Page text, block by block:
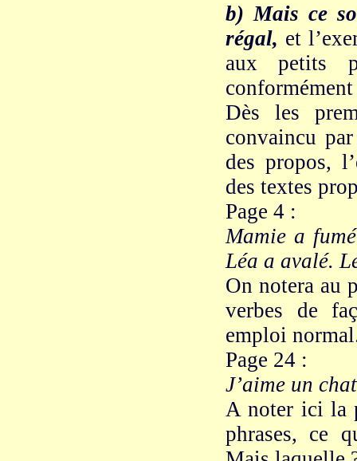
b) Mais ce
régal, et
aux petits
Dès les
convaincu
des propos,
des textes
Page 4 :
Mamie a
Léa a avalé.
On notera au
verbes de
emploi
Page 24 :
J’aime un
A noter ici la
phrases, ce